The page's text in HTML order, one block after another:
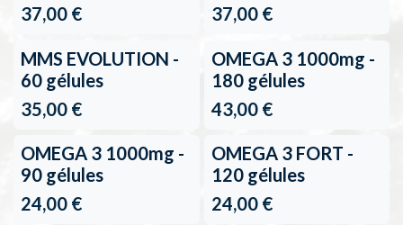
37,00 € 37,00€
En rupture de stock
MMS EVOLUTION -
60 gélules
35,00 € Retour en stock
OMEGA 3 1000mg -
180 gélules
43,00€
OMEGA 3 1000mg -
90 gélules
24,00 € Retour en stock
OMEGA 3 FORT -
120 gélules
24,00€